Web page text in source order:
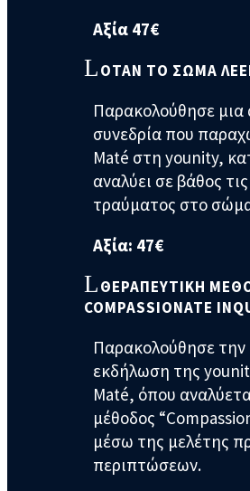
Αξία 47€
ΟΤΑΝ ΤΟ ΣΩΜΑ
Παρακολούθησε μια
συνεδρία που
Maté στη younity,
αναλύει σε βάθος
τραύματος στο
Αξία: 47€
ΘΕΡΑΠΕΥΤΙΚΗ
COMPASSIONATE
Παρακολούθησε
εκδήλωση της
Maté, όπου
μέθοδος
μέσω της μελέτης
περιπτώσεων.